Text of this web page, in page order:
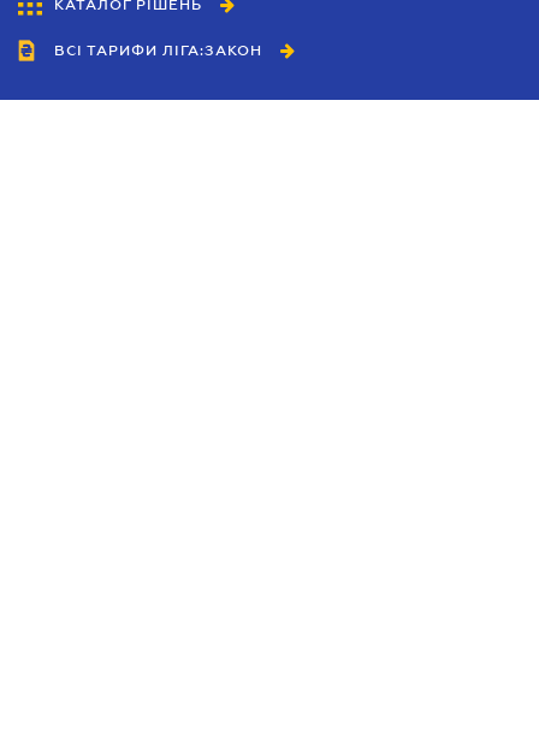
КАТАЛОГ РІШЕНЬ
ВСІ ТАРИФИ ЛІГА:ЗАКОН